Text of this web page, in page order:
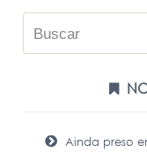
Ainda preso